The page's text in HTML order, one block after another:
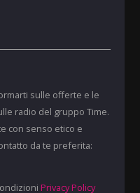
sulle offerte e le
radio del gruppo Time.
con senso etico e
da te preferita:
Privacy Policy